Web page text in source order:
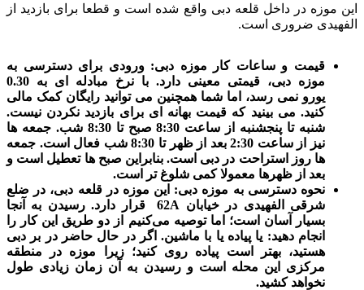
این موزه در داخل قلعه دبی واقع شده است و قطعا برای بازدید از
الفهیدی ضروری است.
قیمت و ساعات کار موزه دبی: ورودی برای دسترسی به
موزه دبی، قیمتی معینی دارد. با نرخ مبادله ای به 0.30
یورو نمی رسد، اما شما همچنین می توانید رایگان کمک مالی
کنید. می بینید که قیمت بهانه ای برای بازدید نکردن نیست.
شنبه تا پنجشنبه از ساعت 8:30 صبح تا 8:30 شب. جمعه ها
نیز از ساعت 2:30 بعد از ظهر تا 8:30 شب فعال است. جمعه
ها روز استراحت در دبی است. بنابراین صبح ها تعطیل است و
بعد از ظهرها معمولا کمی شلوغ تر است.
نحوه دسترسی به موزه دبی: این موزه در قلعه دبی، در ضلع
شرقی الفهیدی در خیابان 62A قرار دارد. رسیدن به آنجا
بسیار آسان است؛ اما توصیه می‌کنیم از دو طریق این کار را
انجام دهید: یا پیاده یا با ماشین. اگر در حال حاضر در بر دبی
هستید، بهتر است پیاده روی کنید؛ زیرا موزه در منطقه
مرکزی این محله است و رسیدن به آن زمان زیادی طول
نخواهد کشید.